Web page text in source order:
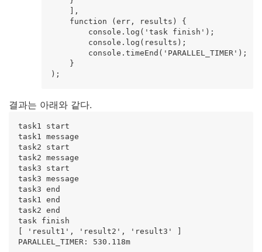
    ],
    function (err, results) {
        console.log('task finish');
        console.log(results);
        console.timeEnd('PARALLEL_TIMER');
    }
결과는 아래와 같다.
task1 start
task1 message
task2 start
task2 message
task3 start
task3 message
task3 end
task1 end
task2 end
task finish
[ 'result1', 'result2', 'result3' ]